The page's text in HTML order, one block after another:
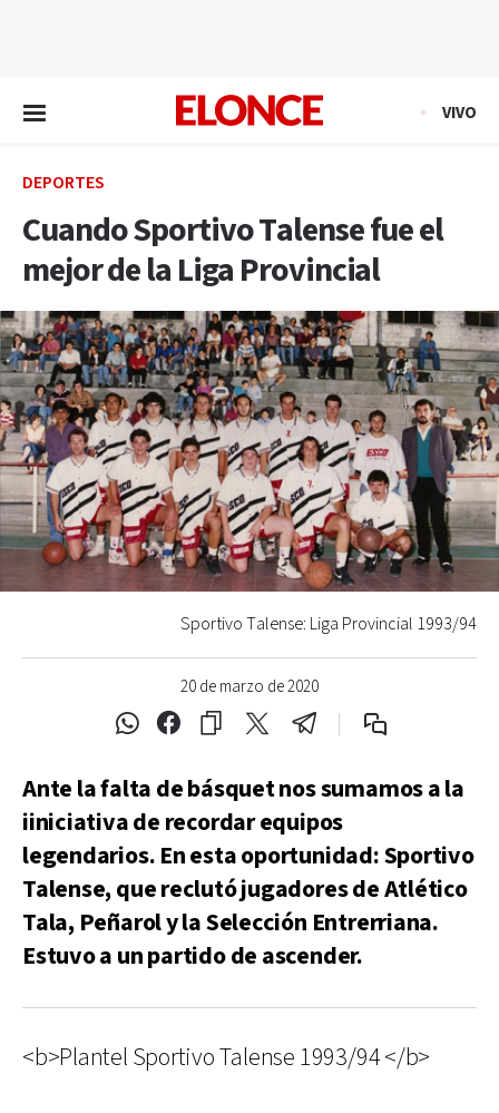
VIVO
DEPORTES
Cuando Sportivo Talense fue el
mejor de la Liga Provincial
20 de marzo de 2020
Sportivo Talense: Liga Provincial 1993/94
Ante la falta de básquet nos sumamos a la
iiniciativa de recordar equipos
legendarios. En esta oportunidad: Sportivo
Talense, que reclutó jugadores de Atlético
Tala, Peñarol y la Selección Entrerriana.
Estuvo a un partido de ascender.
<b>Plantel Sportivo Talense 1993/94 </b>